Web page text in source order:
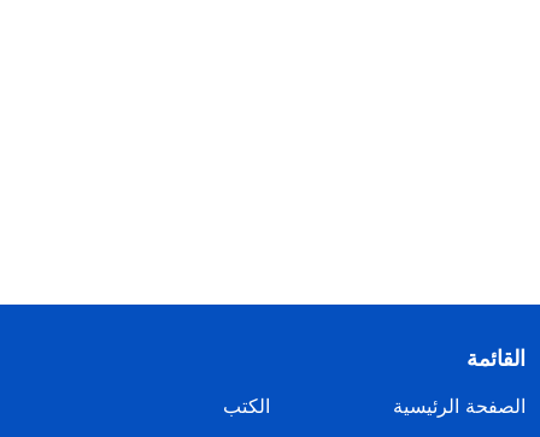
القائمة
الصفحة الرئيسية
الكتب